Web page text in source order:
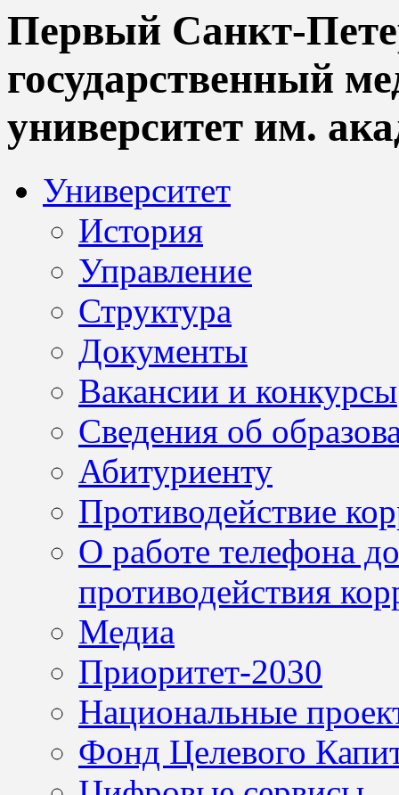
Первый Санкт-
государственный
университет им.
Университет
История
Управление
Структура
Документы
Вакансии и конкурсы
Сведения об
Абитуриенту
Противодействие
О работе телефона
противодействия
Медиа
Приоритет-2030
Национальные
Фонд Целевого